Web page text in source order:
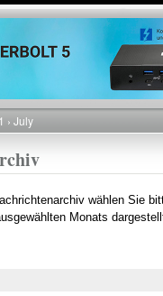
July
wählen Sie
Monats